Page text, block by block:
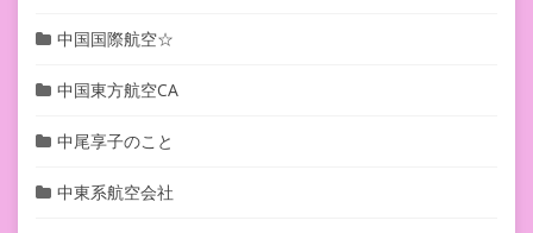
中国国際航空☆
中国東方航空CA
中尾享子のこと
中東系航空会社